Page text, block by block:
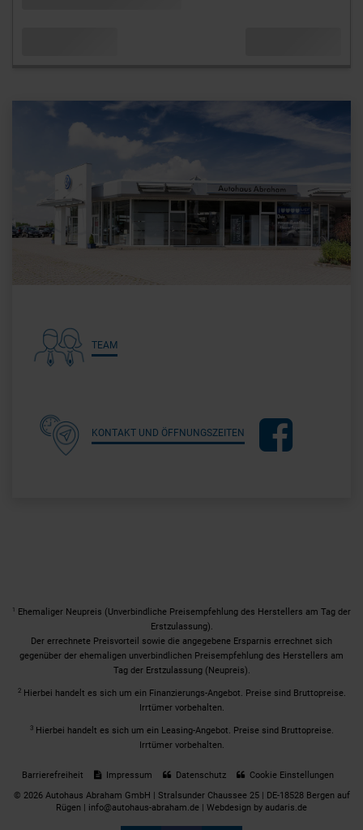
TEAM
KONTAKT UND ÖFFNUNGSZEITEN
1 Ehemaliger Neupreis (Unverbindliche Preisempfehlung des Herstellers am Tag der
Erstzulassung).
Der errechnete Preisvorteil sowie die angegebene Ersparnis errechnet sich
gegenüber der ehemaligen unverbindlichen Preisempfehlung des Herstellers am
Tag der Erstzulassung (Neupreis).
2 Hierbei handelt es sich um ein Finanzierungs-Angebot. Preise sind Bruttopreise.
Irrtümer vorbehalten.
3 Hierbei handelt es sich um ein Leasing-Angebot. Preise sind Bruttopreise.
Irrtümer vorbehalten.
Barrierefreiheit Impressum Datenschutz
Cookie Einstellungen
© 2026 Autohaus Abraham GmbH | Stralsunder Chaussee 25 | DE-18528 Bergen auf
Rügen | info@autohaus-abraham.de | Webdesign by audaris.de